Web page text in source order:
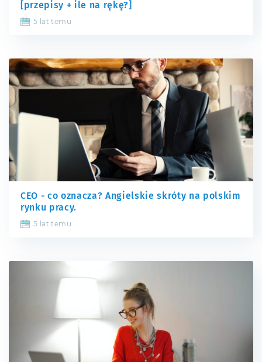
[przepisy + ile na rękę?]
5 lat temu
CEO - co oznacza? Angielskie skróty na polskim
rynku pracy.
5 lat temu